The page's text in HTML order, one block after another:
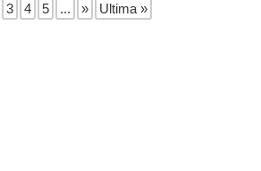
3 4 5 ... » Ultima »